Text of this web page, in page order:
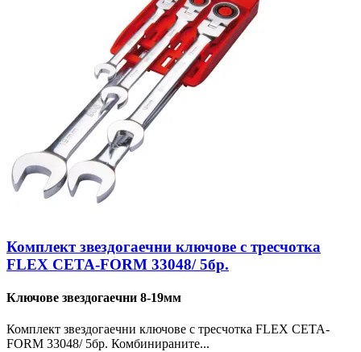
Комплект звездогаечни ключове с тресчотка
FLEX CETA-FORM 33048/ 5бр.
Ключове звездогаечни 8-19мм
Комплект звездогаечни ключове с тресчотка FLEX CETA-
FORM 33048/ 5бр. Комбинираните...